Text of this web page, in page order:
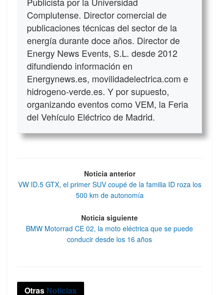
Complutense. Director comercial de
publicaciones técnicas del sector de la
energía durante doce años. Director de
Energy News Events, S.L. desde 2012
difundiendo información en
Energynews.es, movilidadelectrica.com e
hidrogeno-verde.es. Y por supuesto,
organizando eventos como VEM, la Feria
del Vehículo Eléctrico de Madrid.
Noticia anterior
VW ID.5 GTX, el primer SUV coupé de la familia ID roza los
500 km de autonomía
Noticia siguiente
BMW Motorrad CE 02, la moto eléctrica que se puede
conducir desde los 16 años
Otras Noticias